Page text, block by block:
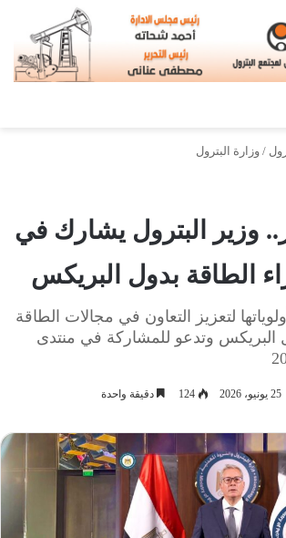
/ وزارة البترول
وزير البترول يشارك في
الطاقة بدول البريكس
لتعزيز التعاون في مجالات الطاقة
البريكس وتدعو للمشاركة في منتدى
25 يونيو، 2026 124 دقيقة واحدة